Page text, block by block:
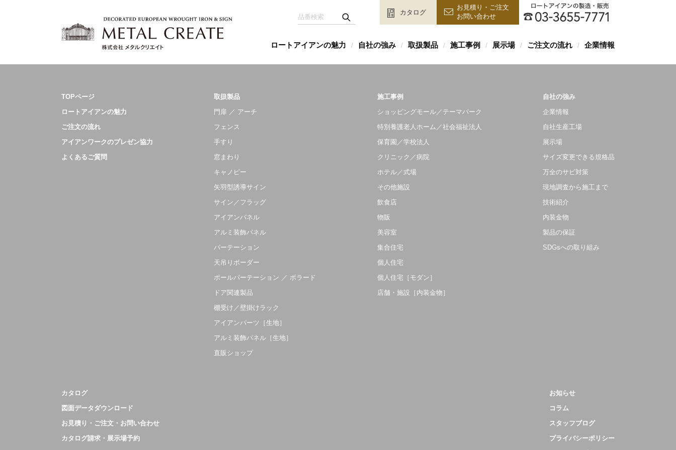
カタログ
お見積り・ご注文
お問い合わせ
ロートアイアンの魅力 / 自社の強み / 取扱製品 / 施工事例 / 展示場 / ご注文の流れ / 企業情報
TOPページ
ロートアイアンの魅力
ご注文の流れ
アイアンワークのプレゼン協力
よくあるご質問
取扱製品
門扉 ／ アーチ
フェンス
手すり
窓まわり
キャノピー
矢羽型誘導サイン
サイン／フラッグ
アイアンパネル
アルミ装飾パネル
パーテーション
天吊りボーダー
ポールパーテーション ／ ボラード
ドア関連製品
棚受け／壁掛けラック
アイアンパーツ［生地］
アルミ装飾パネル［生地］
直販ショップ
施工事例
ショッピングモール／テーマパーク
特別養護老人ホーム／社会福祉法人
保育園／学校法人
クリニック／病院
ホテル／式場
その他施設
飲食店
物販
美容室
集合住宅
個人住宅
個人住宅［モダン］
店舗・施設［内装金物］
自社の強み
企業情報
自社生産工場
展示場
サイズ変更できる規格品
万全のサビ対策
現地調査から施工まで
技術紹介
内装金物
製品の保証
SDGsへの取り組み
カタログ
図面データダウンロード
お見積り・ご注文・お問い合わせ
カタログ請求・展示場予約
お知らせ
コラム
スタッフブログ
プライバシーポリシー